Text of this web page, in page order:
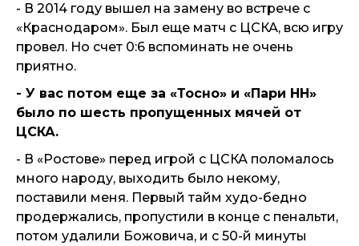
- В 2014 году вышел на замену во встрече с
«Краснодаром». Был еще матч с ЦСКА, всю игру
провел. Но счет 0:6 вспоминать не очень
приятно.
- У вас потом еще за «Тосно» и «Пари НН»
было по шесть пропущенных мячей от
ЦСКА.
- В «Ростове» перед игрой с ЦСКА поломалось
много народу, выходить было некому,
поставили меня. Первый тайм худо-бедно
продержались, пропустили в конце с пенальти,
потом удалили Божовича, и с 50-й минуты